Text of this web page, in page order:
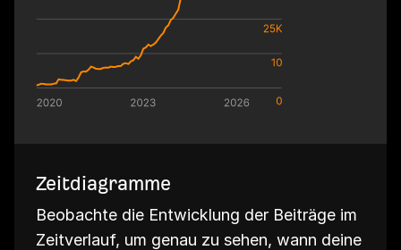
Zeitdiagramme
Beobachte die Entwicklung der Beiträge im
Zeitverlauf, um genau zu sehen, wann deine